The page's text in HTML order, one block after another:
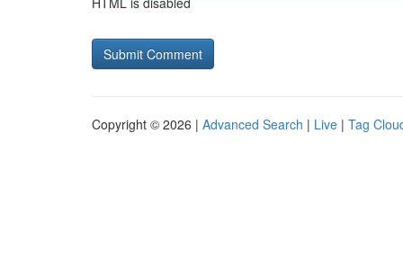
Copyright © 2026 | Advanced Search | Live | Tag